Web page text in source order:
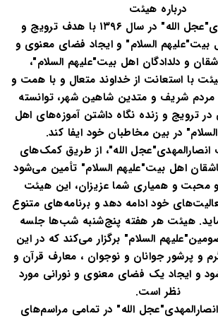
درباره هیئت
هیئت انصارالمهدی"عجل الله" در سال ۱۳۹۶ با هدف ترویج و
السلام" و ایجاد فضای معنوی و
و دلدادگان اهل بیت"علیهم السلام"،
با استعانت از خداوند متعال و با همت و
شریف و متدین شاهین شهر، توانسته
ترویج و زنده نگاه داشتن آموزه‌های اهل
در بین مخاطبان خود ایفا کند.
الله"، از طریق کمک‌های
اهل بیت"علیهم السلام" تأمین می‌شود
محبت و همیاری شما عزیزان، این هیئت
خود ادامه دهد و برنامه‌های متنوع
هیئت هر هفته پنج‌شنبه شب‌ها جلسه
السلام" برگزار می‌کند که در این
و پرشور جوانان و نوجوان ، معارف قرآن و
و ایجاد یک فضای معنوی و نورانی مورد
نظر است.
الله" در تمامی مراسم‌های